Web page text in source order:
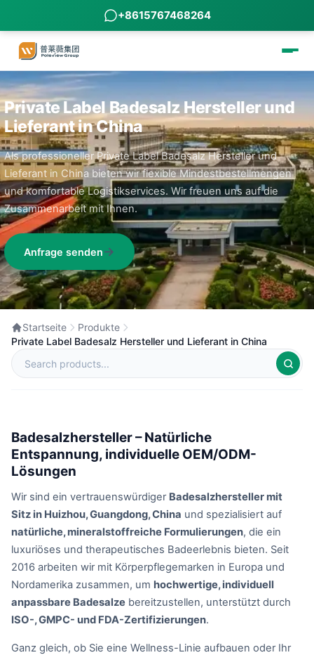
+8615767468264
Private Label Badesalz Hersteller und
Lieferant in China
Als professioneller Private Label Badesalz Hersteller und
Lieferant in China bieten wir flexible Mindestbestellmengen
und komfortable Logistikservices. Wir freuen uns auf die
Zusammenarbeit mit Ihnen.
Anfrage senden
Startseite
Produkte
Private Label Badesalz Hersteller und Lieferant in China
Badesalzhersteller – Natürliche
Entspannung, individuelle OEM/ODM-
Lösungen
Wir sind ein vertrauenswürdiger Badesalzhersteller mit
Sitz in Huizhou, Guangdong, China und spezialisiert auf
natürliche, mineralstoffreiche Formulierungen, die ein
luxuriöses und therapeutisches Badeerlebnis bieten. Seit
2016 arbeiten wir mit Körperpflegemarken in Europa und
Nordamerika zusammen, um hochwertige, individuell
anpassbare Badesalze bereitzustellen, unterstützt durch
ISO-, GMPC- und FDA-Zertifizierungen.
Ganz gleich, ob Sie eine Wellness-Linie aufbauen oder Ihr